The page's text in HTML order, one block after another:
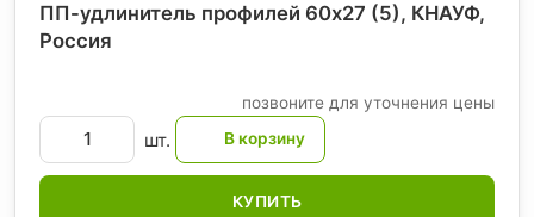
ПП-удлинитель профилей 60х27 (5), КНАУФ,
Россия
позвоните для уточнения цены
шт.
КУПИТЬ